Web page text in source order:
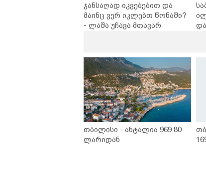
ჯანსაღად იკვებებით და
მაინც ვერ იკლებთ წონაში?
- ლაშა უჩავა მთავარ
თბილისი - ანტალია 969.80
ლარიდან